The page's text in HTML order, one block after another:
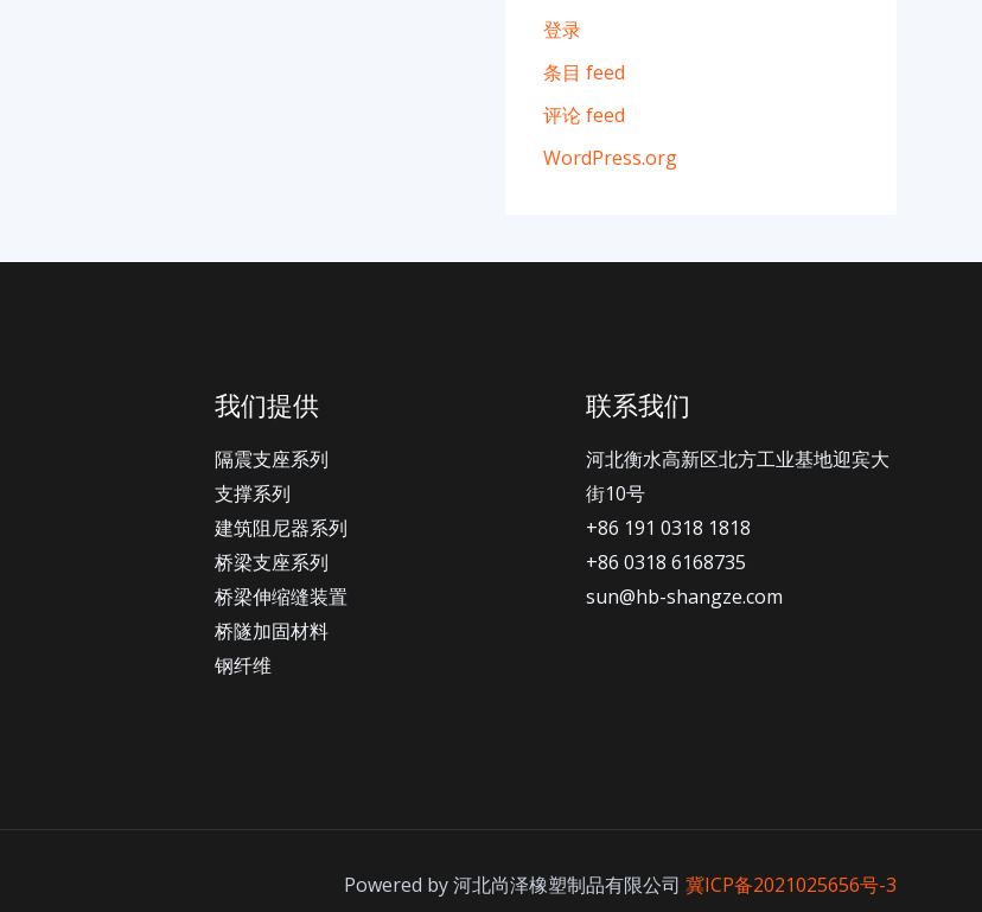
登录
条目 feed
评论 feed
WordPress.org
我们提供
隔震支座系列
支撑系列
建筑阻尼器系列
桥梁支座系列
桥梁伸缩缝装置
桥隧加固材料
钢纤维
联系我们
河北衡水高新区北方工业基地迎宾大
街10号
+86 191 0318 1818
+86 0318 6168735
sun@hb-shangze.com
Powered by 河北尚泽橡塑制品有限公司 冀ICP备2021025656号-3